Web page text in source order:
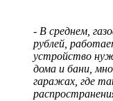
- В среднем,
рублей,
устройство
дома и бани,
гаражах, где